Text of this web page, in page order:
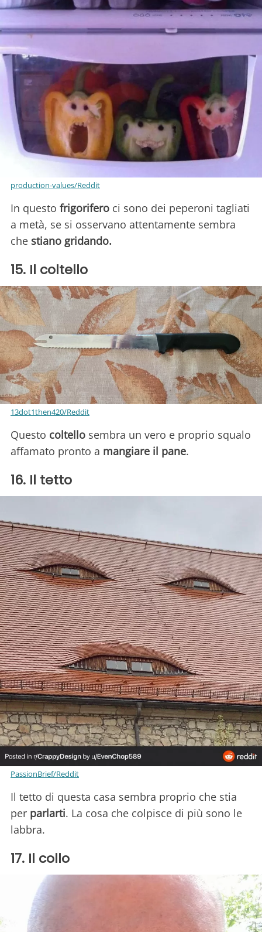
production-values/Reddit
In questo frigorifero ci sono dei peperoni tagliati
a metà, se si osservano attentamente sembra
che stiano gridando.
15. Il coltello
13dot1then420/Reddit
Questo coltello sembra un vero e proprio squalo
affamato pronto a mangiare il pane.
16. Il tetto
PassionBrief/Reddit
Il tetto di questa casa sembra proprio che stia
per parlarti. La cosa che colpisce di più sono le
labbra.
17. Il collo